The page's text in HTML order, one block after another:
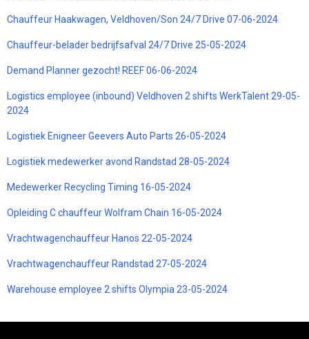
Chauffeur Haakwagen, Veldhoven/Son 24/7 Drive 07-06-2024
Chauffeur-belader bedrijfsafval 24/7 Drive 25-05-2024
Demand Planner gezocht! REEF 06-06-2024
Logistics employee (inbound) Veldhoven 2 shifts WerkTalent 29-05-
2024
Logistiek Enigneer Geevers Auto Parts 26-05-2024
Logistiek medewerker avond Randstad 28-05-2024
Medewerker Recycling Timing 16-05-2024
Opleiding C chauffeur Wolfram Chain 16-05-2024
Vrachtwagenchauffeur Hanos 22-05-2024
Vrachtwagenchauffeur Randstad 27-05-2024
Warehouse employee 2 shifts Olympia 23-05-2024